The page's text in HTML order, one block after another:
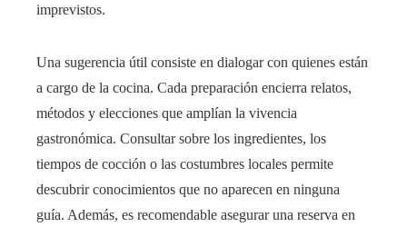
imprevistos.
Una sugerencia útil consiste en dialogar con quienes están
a cargo de la cocina. Cada preparación encierra relatos,
métodos y elecciones que amplían la vivencia
gastronómica. Consultar sobre los ingredientes, los
tiempos de cocción o las costumbres locales permite
descubrir conocimientos que no aparecen en ninguna
guía. Además, es recomendable asegurar una reserva en